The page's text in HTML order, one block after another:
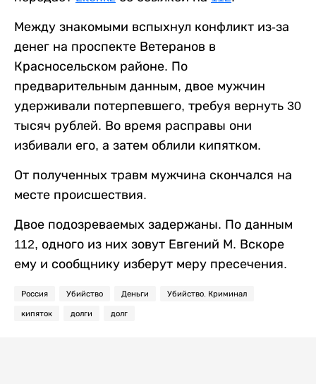
Между знакомыми вспыхнул конфликт из-за
денег на проспекте Ветеранов в
Красносельском районе. По
предварительным данным, двое мужчин
удерживали потерпевшего, требуя вернуть 30
тысяч рублей. Во время расправы они
избивали его, а затем облили кипятком.
От полученных травм мужчина скончался на
месте происшествия.
Двое подозреваемых задержаны. По данным
112, одного из них зовут Евгений М. Вскоре
ему и сообщнику изберут меру пресечения.
Россия Убийство Деньги Убийство. Криминал
кипяток долги долг